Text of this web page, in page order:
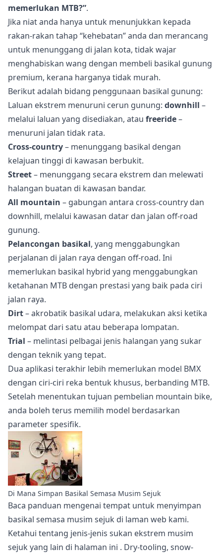
memerlukan MTB?”.
Jika niat anda hanya untuk menunjukkan kepada
rakan-rakan tahap “kehebatan” anda dan merancang
untuk menunggang di jalan kota, tidak wajar
menghabiskan wang dengan membeli basikal gunung
premium, kerana harganya tidak murah.
Berikut adalah bidang penggunaan basikal gunung:
Laluan ekstrem menuruni cerun gunung: downhill –
melalui laluan yang disediakan, atau freeride–
menuruni jalan tidak rata.
Cross-country– menunggang basikal dengan
kelajuan tinggi di kawasan berbukit.
Street– menunggang secara ekstrem dan melewati
halangan buatan di kawasan bandar.
All mountain – gabungan antara cross-country dan
downhill, melalui kawasan datar dan jalan off-road
gunung.
Pelancongan basikal, yang menggabungkan
perjalanan di jalan raya dengan off-road. Ini
memerlukan basikal hybrid yang menggabungkan
ketahanan MTB dengan prestasi yang baik pada ciri
jalan raya.
Dirt– akrobatik basikal udara, melakukan aksi ketika
melompat dari satu atau beberapa lompatan.
Trial – melintasi pelbagai jenis halangan yang sukar
dengan teknik yang tepat.
Dua aplikasi terakhir lebih memerlukan model BMX
dengan ciri-ciri reka bentuk khusus, berbanding MTB.
Setelah menentukan tujuan pembelian mountain bike,
anda boleh terus memilih model berdasarkan
parameter spesifik.
Di Mana Simpan Basikal Semasa Musim Sejuk
Baca panduan mengenai tempat untuk menyimpan
basikal semasa musim sejuk di laman web kami.
Ketahui tentang jenis-jenis sukan ekstrem musim
sejuk yang lain di halaman ini . Dry-tooling, snow-